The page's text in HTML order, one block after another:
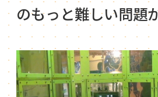
のもっと難しい問題